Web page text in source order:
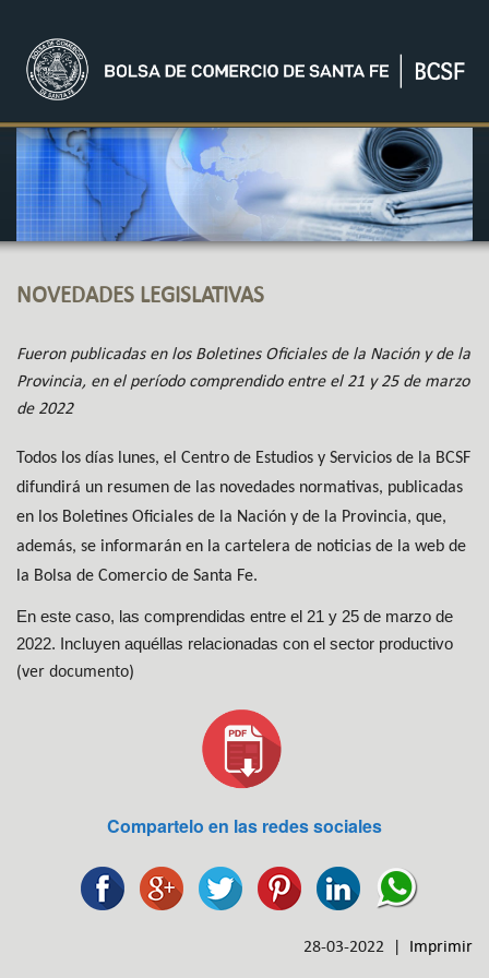
NOVEDADES LEGISLATIVAS
Fueron publicadas en los Boletines Oficiales de la Nación y de la
Provincia, en el período comprendido entre el 21 y 25 de marzo
de 2022
Todos los días lunes, el Centro de Estudios y Servicios de la BCSF
difundirá un resumen de las novedades normativas, publicadas
en los Boletines Oficiales de la Nación y de la Provincia, que,
además, se informarán en la cartelera de noticias de la web de
la Bolsa de Comercio de Santa Fe.
En este caso, las comprendidas entre el 21 y 25 de marzo de
2022. Incluyen aquéllas relacionadas con el sector productivo
(ver documento)
Compartelo en las redes sociales
28-03-2022 | Imprimir